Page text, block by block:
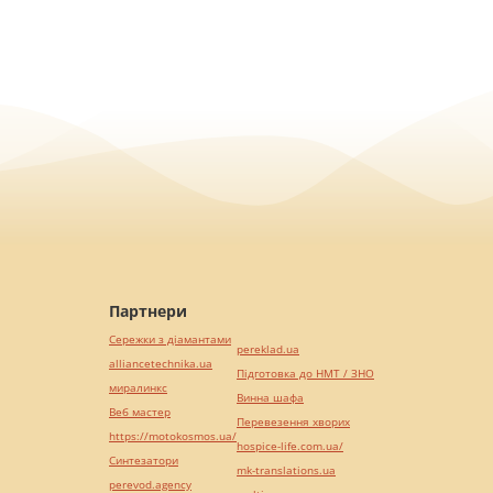
Партнери
Сережки з діамантами
alliancetechnika.ua
миралинкс
Веб мастер
https://motokosmos.ua/
Синтезатори
perevod.agency
pereklad.ua
Підготовка до НМТ / ЗНО
Винна шафа
Перевезення хворих
hospice-life.com.ua/
mk-translations.ua